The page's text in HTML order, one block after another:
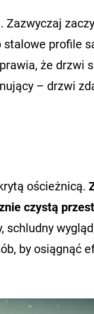
stalowe profile
że drzwi
– drzwi
ościeżnicą.
czystą
by osiągnąć